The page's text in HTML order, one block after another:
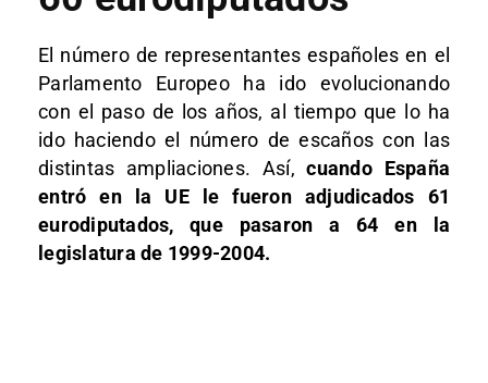
El número de representantes españoles en el
Parlamento Europeo ha ido evolucionando
con el paso de los años, al tiempo que lo ha
ido haciendo el número de escaños con las
distintas ampliaciones. Así,cuando España
entró en la UE le fueron adjudicados 61
eurodiputados, que pasaron a 64 en la
legislatura de 1999-2004.